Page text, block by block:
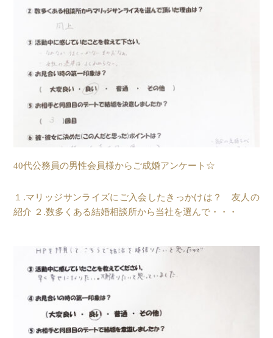
40代公務員の男性会員様からご成婚アンケート☆
１.マリッジサンライズにご入会したきっかけは？ 友人の
紹介 ２.数多くある結婚相談所から当社を選んで・・・